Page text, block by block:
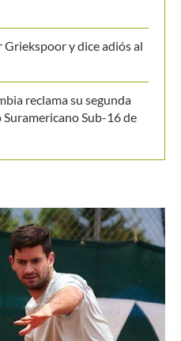
Price a los cuartos
y dice adiós al
reclama su segunda
Sub-16 de